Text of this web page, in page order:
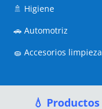
🚿 Higiene
🚗Automotriz
🧽Accesorios limpieza
💧